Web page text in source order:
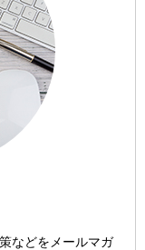
などをメールマガ